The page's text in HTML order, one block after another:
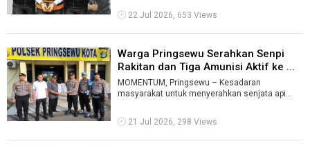
22 Jul 2026, 653 Views
Warga Pringsewu Serahkan Senpi
Rakitan dan Tiga Amunisi Aktif ke ...
MOMENTUM, Pringsewu – Kesadaran
masyarakat untuk menyerahkan senjata api
S ...
21 Jul 2026, 298 Views